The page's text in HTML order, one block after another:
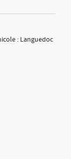
: Languedoc